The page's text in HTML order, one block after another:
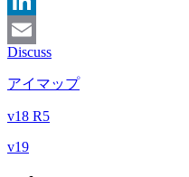
LinkedIn
Email
Discuss
アイマップ
v18 R5
v19